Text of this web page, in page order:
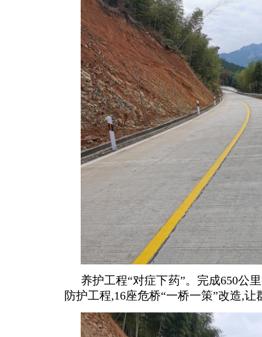
养护工程“对症下药”。完成650公
防护工程,16座危桥“一桥一策”改造,